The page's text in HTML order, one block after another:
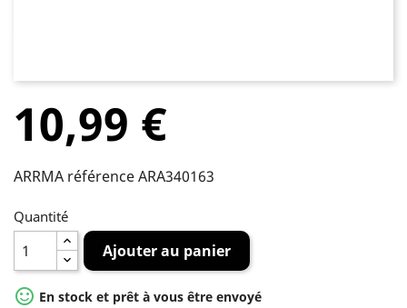
10,99 €
ARRMA référence ARA340163
Quantité
Ajouter au panier
 En stock et prêt à vous être envoyé